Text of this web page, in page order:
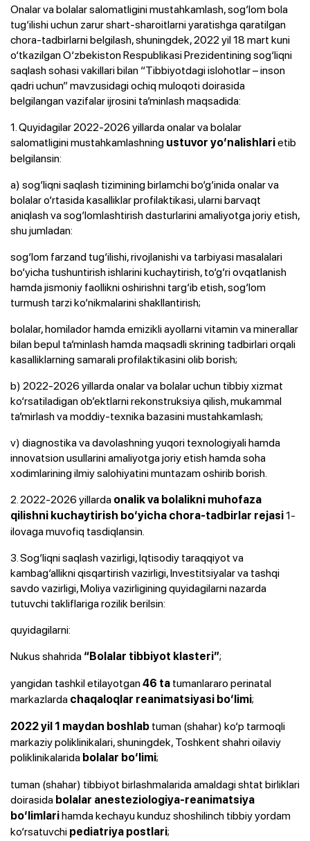
Onalar va bolalar salomatligini mustahkamlash, sog‘lom bola
tug‘ilishi uchun zarur shart-sharoitlarni yaratishga qaratilgan
chora-tadbirlarni belgilash, shuningdek, 2022 yil 18 mart kuni
o‘tkazilgan O‘zbekiston Respublikasi Prezidentining sog‘liqni
saqlash sohasi vakillari bilan “Tibbiyotdagi islohotlar – inson
qadri uchun” mavzusidagi ochiq muloqoti doirasida
belgilangan vazifalar ijrosini ta’minlash maqsadida:
1. Quyidagilar 2022-2026 yillarda onalar va bolalar
salomatligini mustahkamlashning ustuvor yo‘nalishlarietib
belgilansin:
a) sog‘liqni saqlash tizimining birlamchi bo‘g‘inida onalar va
bolalar o‘rtasida kasalliklar profilaktikasi, ularni barvaqt
aniqlash va sog‘lomlashtirish dasturlarini amaliyotga joriy etish,
shu jumladan:
sog‘lom farzand tug‘ilishi, rivojlanishi va tarbiyasi masalalari
bo‘yicha tushuntirish ishlarini kuchaytirish, to‘g‘ri ovqatlanish
hamda jismoniy faollikni oshirishni targ‘ib etish, sog‘lom
turmush tarzi ko‘nikmalarini shakllantirish;
bolalar, homilador hamda emizikli ayollarni vitamin va minerallar
bilan bepul ta’minlash hamda maqsadli skrining tadbirlari orqali
kasalliklarning samarali profilaktikasini olib borish;
b) 2022-2026 yillarda onalar va bolalar uchun tibbiy xizmat
ko‘rsatiladigan ob’ektlarni rekonstruksiya qilish, mukammal
ta’mirlash va moddiy-texnika bazasini mustahkamlash;
v) diagnostika va davolashning yuqori texnologiyali hamda
innovatsion usullarini amaliyotga joriy etish hamda soha
xodimlarining ilmiy salohiyatini muntazam oshirib borish.
2. 2022-2026 yillarda onalik va bolalikni muhofaza
qilishni kuchaytirish bo‘yicha chora-tadbirlar rejasi1-
ilovaga muvofiq tasdiqlansin.
3. Sog‘liqni saqlash vazirligi, Iqtisodiy taraqqiyot va
kambag‘allikni qisqartirish vazirligi, Investitsiyalar va tashqi
savdo vazirligi, Moliya vazirligining quyidagilarni nazarda
tutuvchi takliflariga rozilik berilsin:
quyidagilarni:
Nukus shahrida “Bolalar tibbiyot klasteri”;
yangidan tashkil etilayotgan46 ta tumanlararo perinatal
markazlarda chaqaloqlar reanimatsiyasi bo‘limi;
2022 yil 1 maydan boshlab tuman (shahar) ko‘p tarmoqli
markaziy poliklinikalari, shuningdek, Toshkent shahri oilaviy
poliklinikalarida bolalar bo‘limi;
tuman (shahar) tibbiyot birlashmalarida amaldagi shtat birliklari
doirasida bolalar anesteziologiya-reanimatsiya
bo‘limlarihamda kechayu kunduz shoshilinch tibbiy yordam
ko‘rsatuvchi pediatriya postlari;